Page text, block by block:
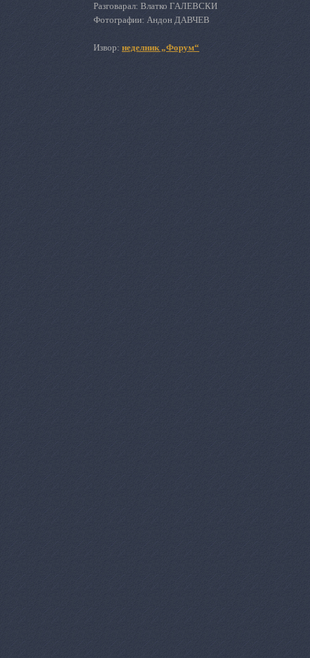
Разговарал: Влатко ГАЛЕВСКИ
Фотографии: Андон ДАВЧЕВ
Извор: неделник „Форум“